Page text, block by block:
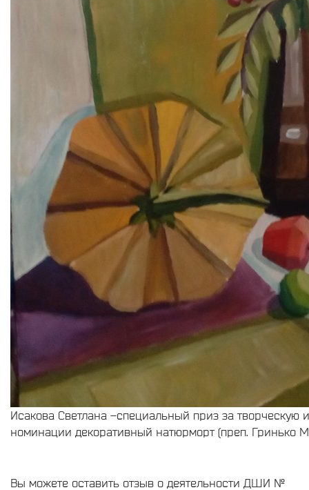
Исакова Светлана –специальный приз за творческую
номинации декоративный натюрморт (преп. Гринько
Вы можете оставить отзыв о деятельности ДШИ №